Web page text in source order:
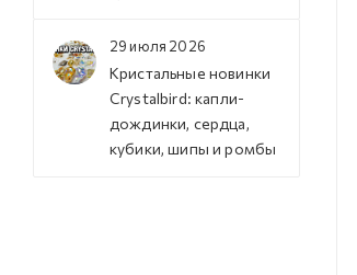
29 июля 2026
Кристальные новинки
Crystalbird: капли-
дождинки, сердца,
кубики, шипы и ромбы